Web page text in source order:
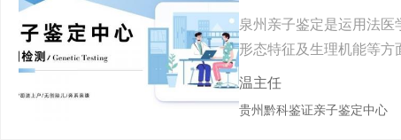
泉州亲子鉴定是运用法医
形态特征及生理机能等
州
温主任
贵州黔科鉴证亲子鉴定中心